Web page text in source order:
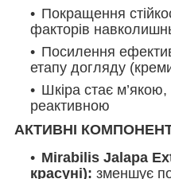
Покращення
факторів
Посилення
етапу догляду
Шкіра стає
реактивною
АКТИВНІ
Mirabilis Jalapa
красуні): зменшує